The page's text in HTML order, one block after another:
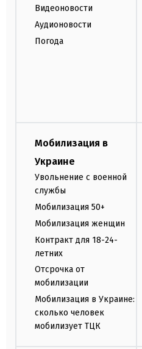
Видеоновости
Аудионовости
Погода
Мобилизация в
Украине
Увольнение с военной
службы
Мобилизация 50+
Мобилизация женщин
Контракт для 18-24-
летних
Отсрочка от
мобилизации
Мобилизация в Украине:
сколько человек
мобилизует ТЦК